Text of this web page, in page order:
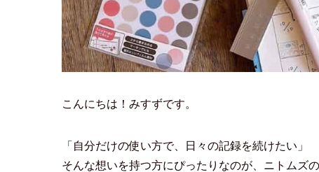
こんにちは！みすずです。
「自分だけの使い方で、日々の記録を続けたい」
そんな想いを持つ方にぴったりなのが、ニトムズの